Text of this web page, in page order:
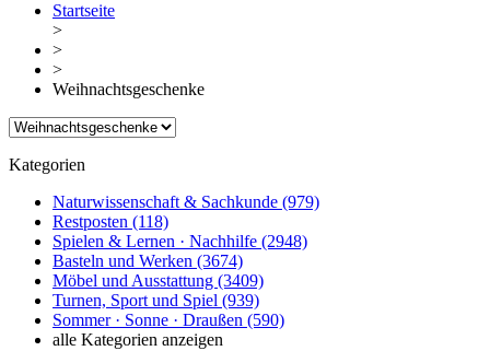
Startseite
>
>
>
Weihnachtsgeschenke
Kategorien
Naturwissenschaft & Sachkunde (979)
Restposten (118)
Spielen & Lernen · Nachhilfe (2948)
Basteln und Werken (3674)
Möbel und Ausstattung (3409)
Turnen, Sport und Spiel (939)
Sommer · Sonne · Draußen (590)
alle Kategorien anzeigen